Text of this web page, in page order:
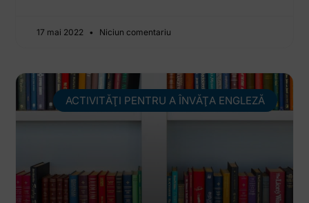
17 mai 2022 Niciun comentariu
ACTIVITĂŢI PENTRU A ÎNVĂŢA ENGLEZĂ